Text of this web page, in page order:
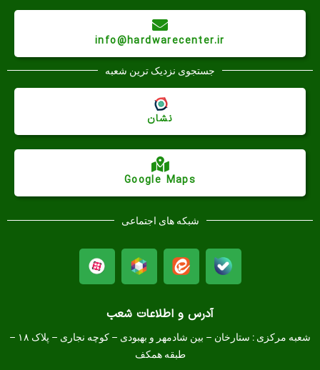
آدرس و اطلاعات شعب
شعبه مرکزی :
ستارخان – بین شادمهر و بهبودی – کوچه نجاری – پلاک ۱۸ –
طبقه همکف
info@hardwarecenter.ir
جستجوی نزدیک ترین شعبه
Google Maps
نشان
شبکه های اجتماعی